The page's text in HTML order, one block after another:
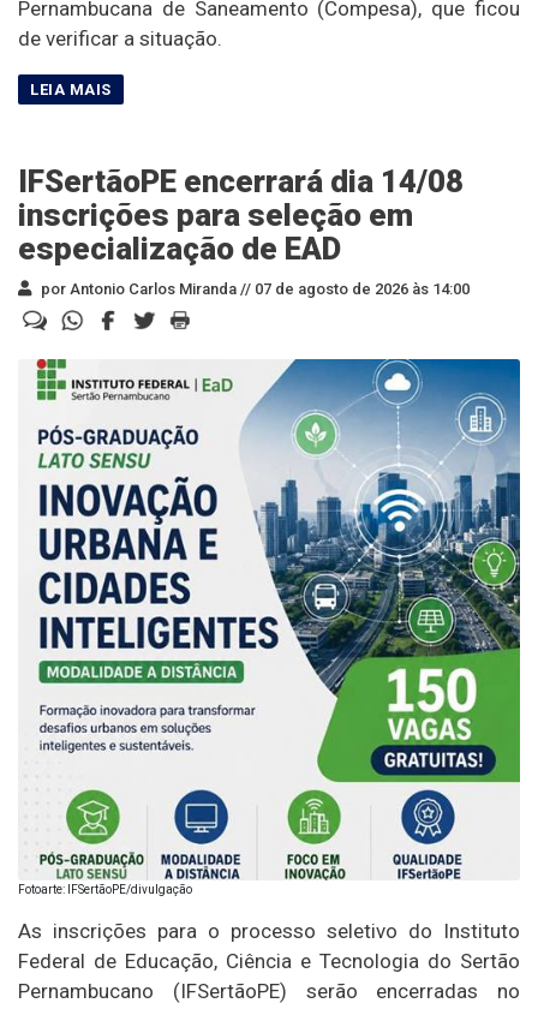
Pernambucana de Saneamento (Compesa), que ficou
de verificar a situação.
IFSertãoPE encerrará dia 14/08
inscrições para seleção em
especialização de EAD
por Antonio Carlos Miranda // 07 de agosto de 2026 às 14:00
Fotoarte: IFSertãoPE/divulgação
As inscrições para o processo seletivo do Instituto
Federal de Educação, Ciência e Tecnologia do Sertão
Pernambucano (IFSertãoPE) serão encerradas no